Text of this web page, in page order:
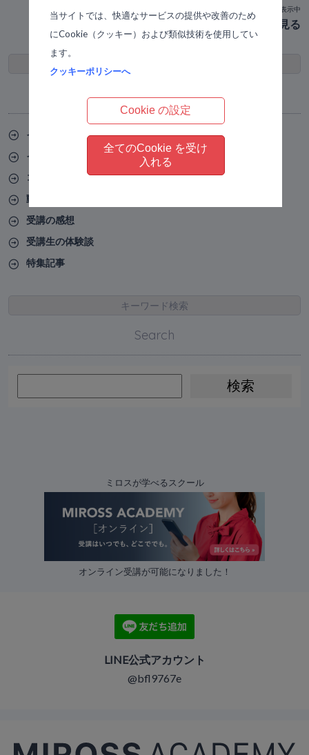
ランダム表示中
すべてのタグを見る
Browse by Category
インタビュー
インタビュー動画
コンシェルジュのジュ
動画
受講の感想
受講生の体験談
特集記事
キーワード検索
Search
ミロスが学べるスクール
オンライン受講が可能になりました！
LINE公式アカウント
@bfl9767e
当サイトでは、快適なサービスの提供や改善のため
にCookie（クッキー）および類似技術を使用してい
ます。
クッキーポリシーへ
Cookie の設定
全てのCookie を受け
入れる